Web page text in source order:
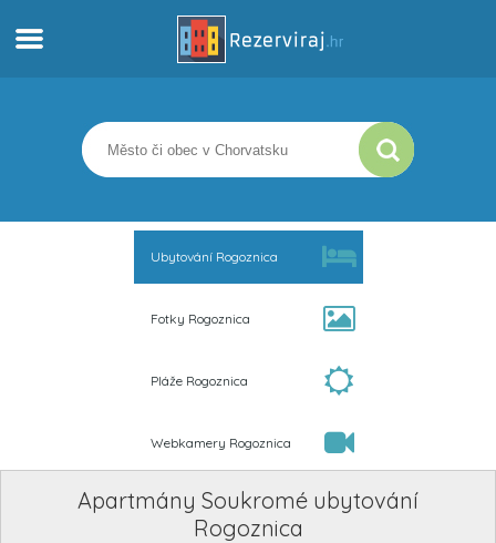
Apartmány
Turistické informace
Ubytování Rogoznica
Fotky Rogoznica
Pláže Rogoznica
Webkamery Rogoznica
Apartmány Soukromé ubytování
Rogoznica